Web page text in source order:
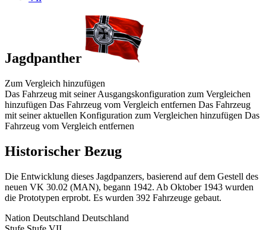
Jagdpanther
Zum Vergleich hinzufügen
Das Fahrzeug mit seiner Ausgangskonfiguration zum Vergleichen
hinzufügen Das Fahrzeug vom Vergleich entfernen Das Fahrzeug
mit seiner aktuellen Konfiguration zum Vergleichen hinzufügen Das
Fahrzeug vom Vergleich entfernen
Historischer Bezug
Die Entwicklung dieses Jagdpanzers, basierend auf dem Gestell des
neuen VK 30.02 (MAN), begann 1942. Ab Oktober 1943 wurden
die Prototypen erprobt. Es wurden 392 Fahrzeuge gebaut.
Nation Deutschland Deutschland